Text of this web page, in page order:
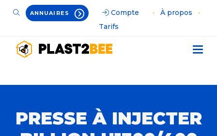
ANNUAIRES Compte • À propos
•
Tarifs
PRESSE À INJECTER